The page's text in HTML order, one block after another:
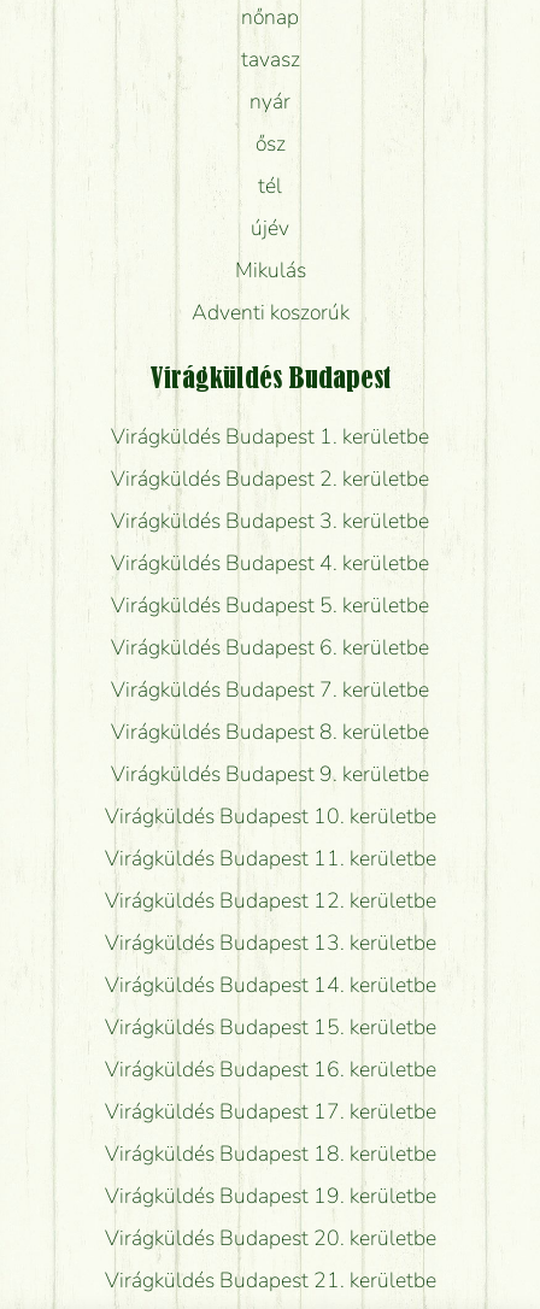
nőnap
tavasz
nyár
ősz
tél
újév
Mikulás
Adventi koszorúk
Virágküldés Budapest
Virágküldés Budapest 1. kerületbe
Virágküldés Budapest 2. kerületbe
Virágküldés Budapest 3. kerületbe
Virágküldés Budapest 4. kerületbe
Virágküldés Budapest 5. kerületbe
Virágküldés Budapest 6. kerületbe
Virágküldés Budapest 7. kerületbe
Virágküldés Budapest 8. kerületbe
Virágküldés Budapest 9. kerületbe
Virágküldés Budapest 10. kerületbe
Virágküldés Budapest 11. kerületbe
Virágküldés Budapest 12. kerületbe
Virágküldés Budapest 13. kerületbe
Virágküldés Budapest 14. kerületbe
Virágküldés Budapest 15. kerületbe
Virágküldés Budapest 16. kerületbe
Virágküldés Budapest 17. kerületbe
Virágküldés Budapest 18. kerületbe
Virágküldés Budapest 19. kerületbe
Virágküldés Budapest 20. kerületbe
Virágküldés Budapest 21. kerületbe